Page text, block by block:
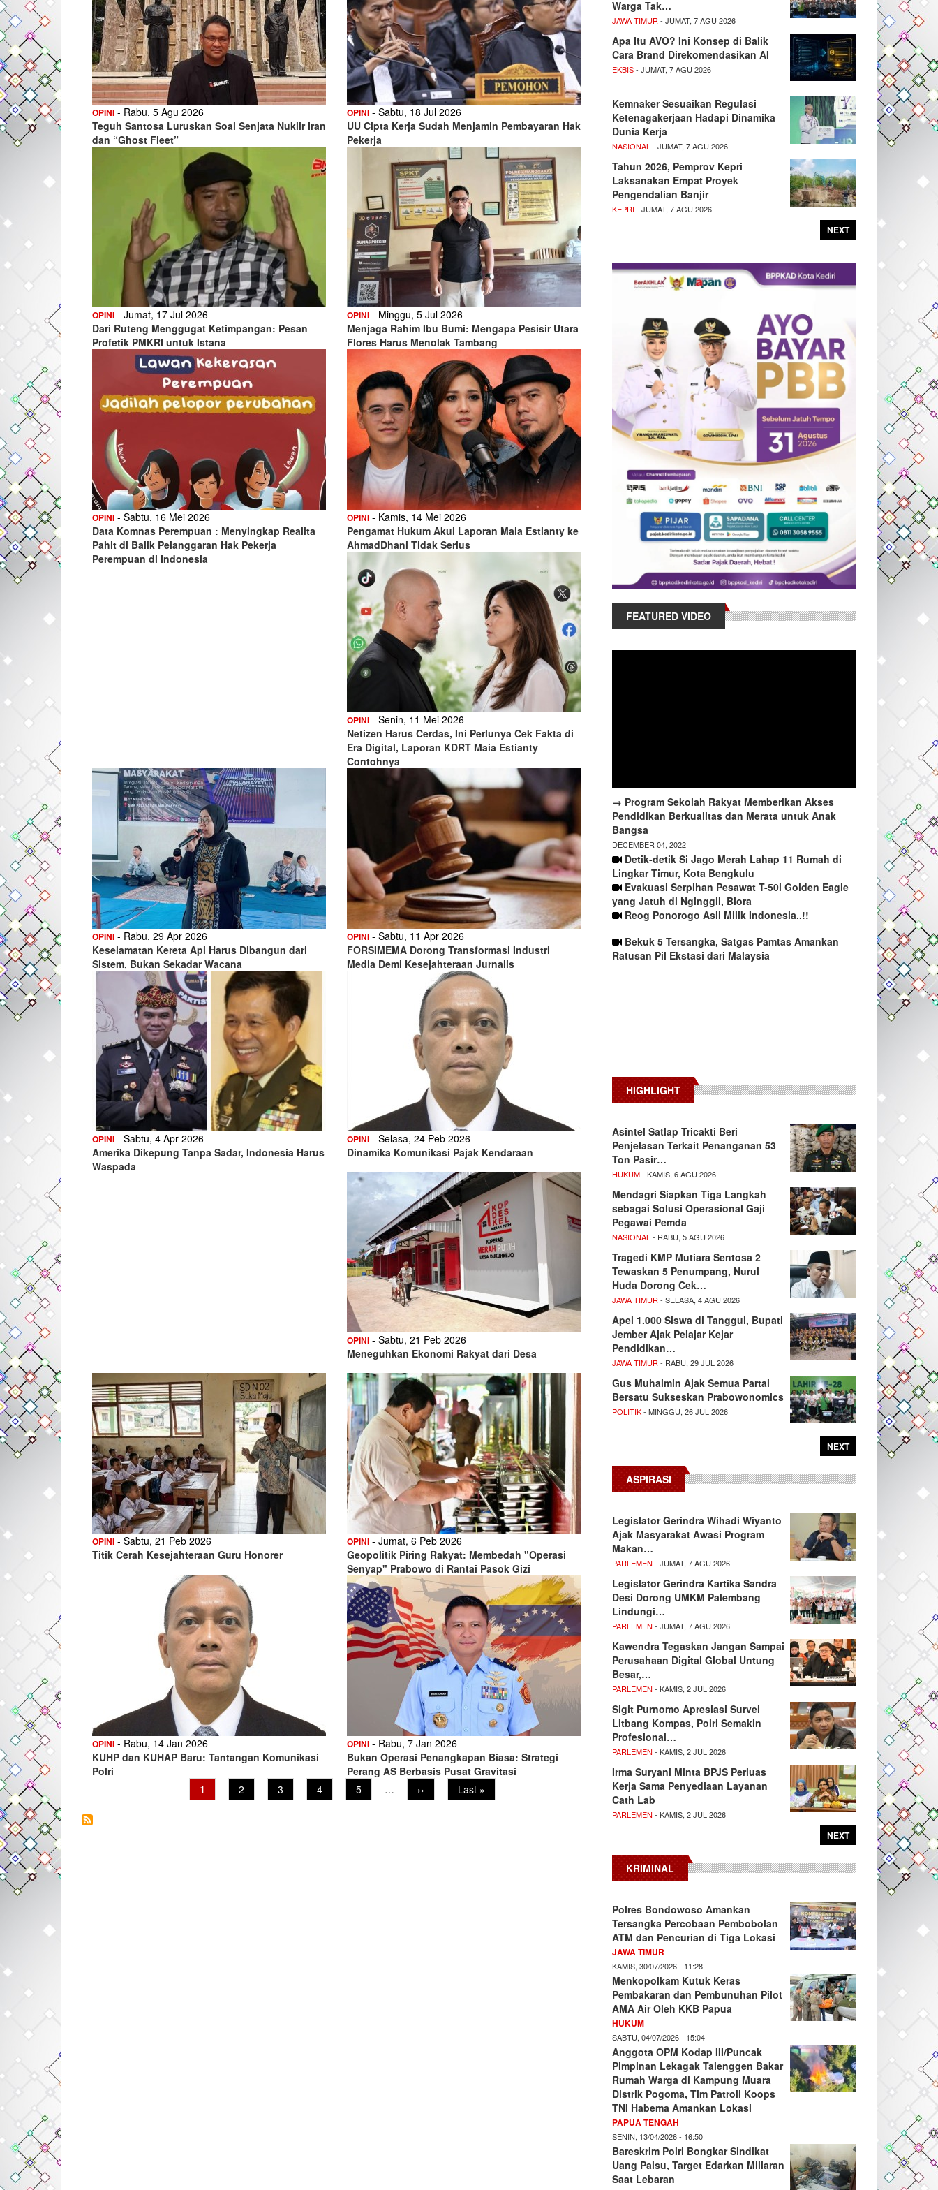
OPINI - Rabu, 5 Agu 2026
Teguh Santosa Luruskan Soal Senjata Nuklir Iran
dan “Ghost Fleet”
OPINI - Sabtu, 18 Jul 2026
UU Cipta Kerja Sudah Menjamin Pembayaran Hak
Pekerja
OPINI - Jumat, 17 Jul 2026
Dari Ruteng Menggugat Ketimpangan: Pesan
Profetik PMKRI untuk Istana
OPINI - Minggu, 5 Jul 2026
Menjaga Rahim Ibu Bumi: Mengapa Pesisir Utara
Flores Harus Menolak Tambang
OPINI - Sabtu, 16 Mei 2026
Data Komnas Perempuan : Menyingkap Realita
Pahit di Balik Pelanggaran Hak Pekerja
Perempuan di Indonesia
OPINI - Kamis, 14 Mei 2026
Pengamat Hukum Akui Laporan Maia Estianty ke
AhmadDhani Tidak Serius
OPINI - Senin, 11 Mei 2026
Netizen Harus Cerdas, Ini Perlunya Cek Fakta di
Era Digital, Laporan KDRT Maia Estianty
Contohnya
OPINI - Rabu, 29 Apr 2026
Keselamatan Kereta Api Harus Dibangun dari
Sistem, Bukan Sekadar Wacana
OPINI - Sabtu, 11 Apr 2026
FORSIMEMA Dorong Transformasi Industri
Media Demi Kesejahteraan Jurnalis
OPINI - Sabtu, 4 Apr 2026
Amerika Dikepung Tanpa Sadar, Indonesia Harus
Waspada
OPINI - Selasa, 24 Peb 2026
Dinamika Komunikasi Pajak Kendaraan
OPINI - Sabtu, 21 Peb 2026
Meneguhkan Ekonomi Rakyat dari Desa
OPINI - Sabtu, 21 Peb 2026
Titik Cerah Kesejahteraan Guru Honorer
OPINI - Jumat, 6 Peb 2026
Geopolitik Piring Rakyat: Membedah "Operasi
Senyap" Prabowo di Rantai Pasok Gizi
OPINI - Rabu, 14 Jan 2026
KUHP dan KUHAP Baru: Tantangan Komunikasi
Polri
OPINI - Rabu, 7 Jan 2026
Bukan Operasi Penangkapan Biasa: Strategi
Perang AS Berbasis Pusat Gravitasi
Current
page
1 Page
2 Page
3 Page
4 Page
5 …
Next
page
››
Last
page
Last »
Warga Tak…
JAWA TIMUR - JUMAT, 7 AGU 2026
Apa Itu AVO? Ini Konsep di Balik
Cara Brand Direkomendasikan AI
EKBIS- JUMAT, 7 AGU 2026
Kemnaker Sesuaikan Regulasi
Ketenagakerjaan Hadapi Dinamika
Dunia Kerja
NASIONAL - JUMAT, 7 AGU 2026
Tahun 2026, Pemprov Kepri
Laksanakan Empat Proyek
Pengendalian Banjir
KEPRI- JUMAT, 7 AGU 2026
NEXT
FEATURED VIDEO
→ Program Sekolah Rakyat Memberikan Akses
Pendidikan Berkualitas dan Merata untuk Anak
Bangsa
DECEMBER 04, 2022
Detik-detik Si Jago Merah Lahap 11 Rumah di
Lingkar Timur, Kota Bengkulu
Evakuasi Serpihan Pesawat T-50i Golden Eagle
yang Jatuh di Nginggil, Blora
Reog Ponorogo Asli Milik Indonesia..!!
Bekuk 5 Tersangka, Satgas Pamtas Amankan
Ratusan Pil Ekstasi dari Malaysia
HIGHLIGHT
Asintel Satlap Tricakti Beri
Penjelasan Terkait Penanganan 53
Ton Pasir…
HUKUM- KAMIS, 6 AGU 2026
Mendagri Siapkan Tiga Langkah
sebagai Solusi Operasional Gaji
Pegawai Pemda
NASIONAL - RABU, 5 AGU 2026
Tragedi KMP Mutiara Sentosa 2
Tewaskan 5 Penumpang, Nurul
Huda Dorong Cek…
JAWA TIMUR - SELASA, 4 AGU 2026
Apel 1.000 Siswa di Tanggul, Bupati
Jember Ajak Pelajar Kejar
Pendidikan…
JAWA TIMUR - RABU, 29 JUL 2026
Gus Muhaimin Ajak Semua Partai
Bersatu Sukseskan Prabowonomics
POLITIK- MINGGU, 26 JUL 2026
NEXT
ASPIRASI
Legislator Gerindra Wihadi Wiyanto
Ajak Masyarakat Awasi Program
Makan…
PARLEMEN - JUMAT, 7 AGU 2026
Legislator Gerindra Kartika Sandra
Desi Dorong UMKM Palembang
Lindungi…
PARLEMEN - JUMAT, 7 AGU 2026
Kawendra Tegaskan Jangan Sampai
Perusahaan Digital Global Untung
Besar,…
PARLEMEN - KAMIS, 2 JUL 2026
Sigit Purnomo Apresiasi Survei
Litbang Kompas, Polri Semakin
Profesional…
PARLEMEN - KAMIS, 2 JUL 2026
Irma Suryani Minta BPJS Perluas
Kerja Sama Penyediaan Layanan
Cath Lab
PARLEMEN - KAMIS, 2 JUL 2026
NEXT
KRIMINAL
Polres Bondowoso Amankan
Tersangka Percobaan Pembobolan
ATM dan Pencurian di Tiga Lokasi
JAWA TIMUR
KAMIS, 30/07/2026 - 11:28
Menkopolkam Kutuk Keras
Pembakaran dan Pembunuhan Pilot
AMA Air Oleh KKB Papua
HUKUM
SABTU, 04/07/2026 - 15:04
Anggota OPM Kodap III/Puncak
Pimpinan Lekagak Talenggen Bakar
Rumah Warga di Kampung Muara
Distrik Pogoma, Tim Patroli Koops
TNI Habema Amankan Lokasi
PAPUA TENGAH
SENIN, 13/04/2026 - 16:50
Bareskrim Polri Bongkar Sindikat
Uang Palsu, Target Edarkan Miliaran
Saat Lebaran